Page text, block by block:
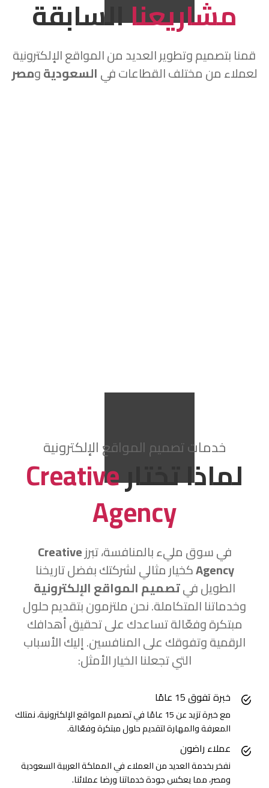
مشاريعناالسابقة
قمنا بتصميم وتطوير العديد من المواقع الإلكترونية
لعملاء من مختلف القطاعات فيالسعوديةومصر
خدمات تصميم المواقع الإلكترونية
لماذا تختارCreative
Agency
في سوق مليء بالمنافسة، تبرزCreative
Agencyكخيار مثالي لشركتك بفضل تاريخنا
الطويل فيتصميم المواقع الإلكترونية
وخدماتنا المتكاملة. نحن ملتزمون بتقديم حلول
مبتكرة وفعّالة تساعدك على تحقيق أهدافك
الرقمية وتفوقك على المنافسين. إليك الأسباب
التي تجعلنا الخيار الأمثل:
خبرة تفوق 15 عامًا
مع خبرة تزيد عن 15 عامًا في تصميم المواقع الإلكترونية، نمتلك
المعرفة والمهارة لتقديم حلول مبتكرة وفعّالة.
عملاء راضون
نفخر بخدمة العديد من العملاء في المملكة العربية السعودية
ومصر، مما يعكس جودة خدماتنا ورضا عملائنا.